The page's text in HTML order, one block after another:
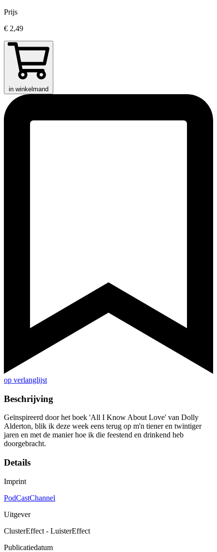
Prijs
€ 2,49
in winkelmand
op verlanglijst
Beschrijving
Geïnspireerd door het boek 'All I Know About Love' van Dolly
Alderton, blik ik deze week eens terug op m'n tiener en twintiger
jaren en met de manier hoe ik die feestend en drinkend heb
doorgebracht.
Details
Imprint
PodCastChannel
Uitgever
ClusterEffect - LuisterEffect
Publicatiedatum